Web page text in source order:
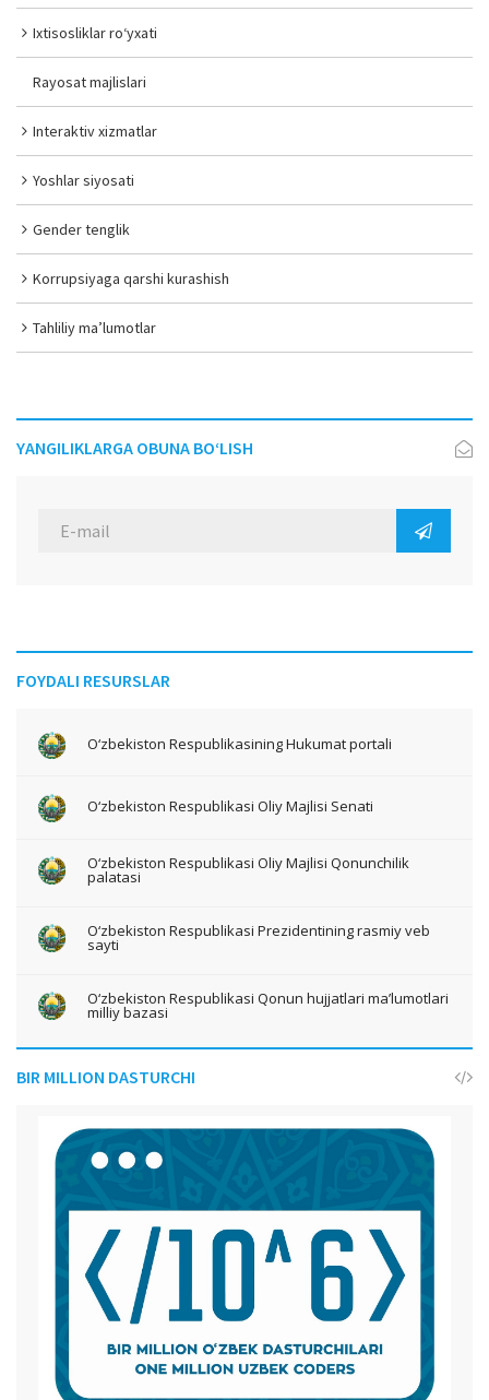
Ixtisosliklar ro‘yxati
Rayosat majlislari
Interaktiv xizmatlar
Yoshlar siyosati
Gender tenglik
Korrupsiyaga qarshi kurashish
Tahliliy ma’lumotlar
YANGILIKLARGA OBUNA BO‘LISH
FOYDALI RESURSLAR
O‘zbekiston Respublikasining Hukumat portali
O‘zbekiston Respublikasi Oliy Majlisi Senati
O‘zbekiston Respublikasi Oliy Majlisi Qonunchilik
palatasi
O‘zbekiston Respublikasi Prezidentining rasmiy veb
sayti
O‘zbekiston Respublikasi Qonun hujjatlari ma’lumotlari
milliy bazasi
BIR MILLION DASTURCHI